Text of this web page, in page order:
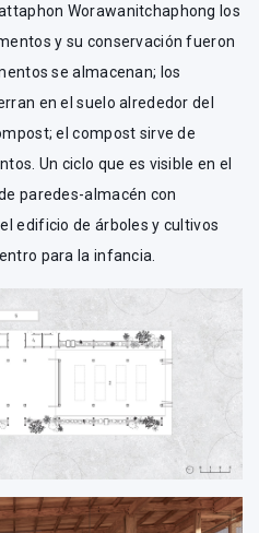
Worawanitchaphong los
y su conservación fueron
se almacenan; los
en el suelo alrededor del
el compost sirve de
Un ciclo que es visible en el
paredes-almacén con
edificio de árboles y cultivos
para la infancia.